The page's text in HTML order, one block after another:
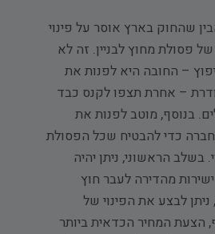
שהחוק בארץ אוסר על פינוי
פסולת מחוץ לבניין. זה לא
– החובה היא לפנות את
– אחרת תצפו לקנס כבד
בנוסף, מוטב לפנות את
כדי להבטיח שכל הפסולת
הראשוני, ניתן יהיה
מהדירה לעבר חוץ
לבצע את הפינוי של
המחיר הכדאית ביותר